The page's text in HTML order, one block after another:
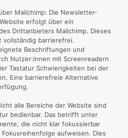
Mailchimp: Die Newsletter-
erfolgt über ein
Drittanbieters Mailchimp. Dieses
vollständig barrierefrei.
Beschriftungen und
Nutzer:innen mit Screenreadern
Tastatur Schwierigkeiten bei der
Eine barrierefreie Alternative
alle Bereiche der Website sind
bedienbar. Das betrifft unter
die nicht klar fokussierbar
aufweisen. Dies